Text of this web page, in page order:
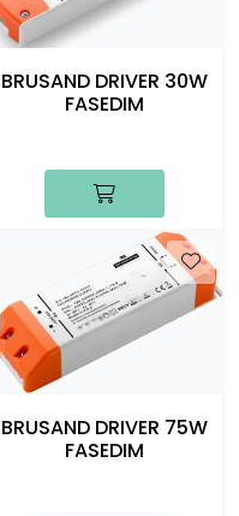
BRUSAND DRIVER 30W
FASEDIM
BRUSAND DRIVER 75W
FASEDIM